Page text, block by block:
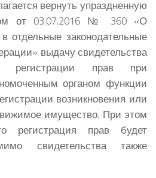
вернуть упраздненную
от 03.07.2016 № 360 «О
отдельные законодательные
выдачу свидетельства
регистрации прав при
органом функции
возникновения или
имущество. При этом
регистрация прав будет
свидетельства также